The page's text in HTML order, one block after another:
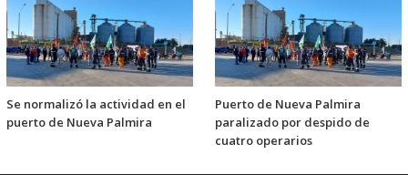
Se normalizó la actividad en el
puerto de Nueva Palmira
Puerto de Nueva Palmira
paralizado por despido de
cuatro operarios